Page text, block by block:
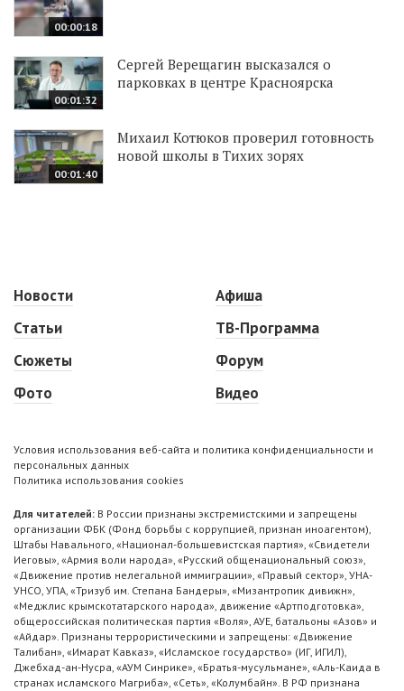
00:00:18
00:01:32
Сергей Верещагин высказался о
парковках в центре Красноярска
00:01:40
Михаил Котюков проверил готовность
новой школы в Тихих зорях
Новости
Статьи
Сюжеты
Фото
Афиша
ТВ-Программа
Форум
Видео
Условия использования веб-сайта и политика конфиденциальности и
персональных данных
Политика использования cookies
Для читателей: В России признаны экстремистскими и запрещены
организации ФБК (Фонд борьбы с коррупцией, признан иноагентом),
Штабы Навального, «Национал-большевистская партия», «Свидетели
Иеговы», «Армия воли народа», «Русский общенациональный союз»,
«Движение против нелегальной иммиграции», «Правый сектор», УНА-
УНСО, УПА, «Тризуб им. Степана Бандеры», «Мизантропик дивижн»,
«Меджлис крымскотатарского народа», движение «Артподготовка»,
общероссийская политическая партия «Воля», АУЕ, батальоны «Азов» и
«Айдар». Признаны террористическими и запрещены: «Движение
Талибан», «Имарат Кавказ», «Исламское государство» (ИГ, ИГИЛ),
Джебхад-ан-Нусра, «АУМ Синрике», «Братья-мусульмане», «Аль-Каида в
странах исламского Магриба», «Сеть», «Колумбайн». В РФ признана